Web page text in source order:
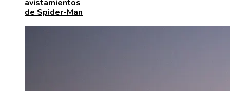
avistamientos
de Spider-Man